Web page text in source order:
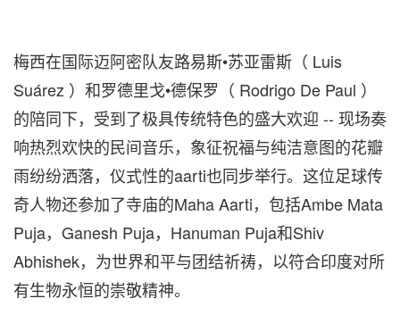
梅西在国际迈阿密队友路易斯•苏亚雷斯（ Luis
Suárez ）和罗德里戈•德保罗（ Rodrigo De Paul ）
的陪同下， 受到了极具传统特色的盛大欢迎 -- 现场奏
响热烈欢快的民间音乐，象征祝福与纯洁意图的花瓣
雨纷纷洒落，仪式性的aarti也同步举行。 这位足球传
奇人物还参加了寺庙的Maha Aarti，包括Ambe Mata
Puja，Ganesh Puja，Hanuman Puja和Shiv
Abhishek，为世界和平与团结祈祷，以符合印度对所
有生物永恒的崇敬精神。